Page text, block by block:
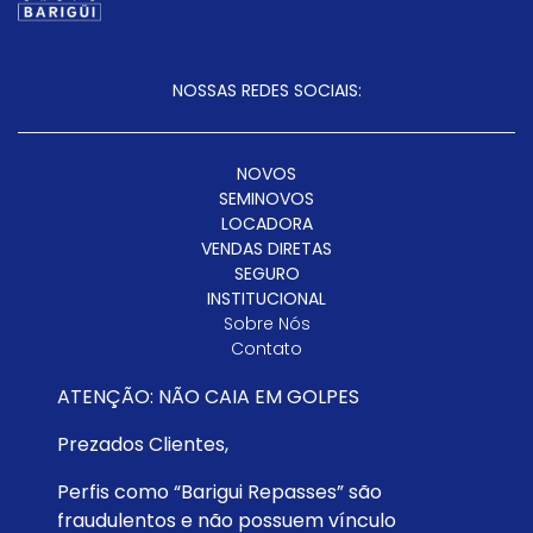
ATENÇÃO: NÃO CAIA EM GOLPES
Prezados Clientes,
Perfis como “Barigui Repasses” são
fraudulentos e não possuem vínculo
NOSSAS REDES SOCIAIS:
NOVOS
SEMINOVOS
LOCADORA
VENDAS DIRETAS
SEGURO
INSTITUCIONAL
Sobre Nós
Contato
Instituto Barigüi
INSTITUTO BARIGÜI